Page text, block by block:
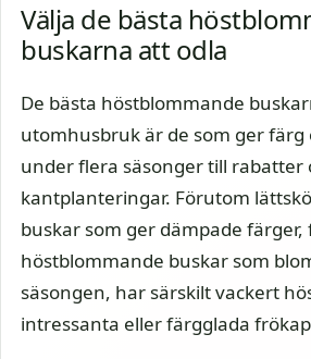
Välja de bästa
buskarna att odla
De bästa höstblommande
utomhusbruk är de som ger färg
under flera säsonger till rabatter
kantplanteringar. Förutom
buskar som ger dämpade färger,
höstblommande buskar som
säsongen, har särskilt vackert
intressanta eller färgglada